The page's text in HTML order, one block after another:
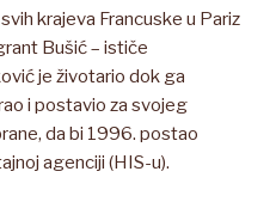
krajeva Francuske u Pariz
Bušić – ističe
je životario dok ga
i postavio za svojeg
da bi 1996. postao
agenciji (HIS-u).